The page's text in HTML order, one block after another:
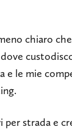
chiaro
e le mie
strada e